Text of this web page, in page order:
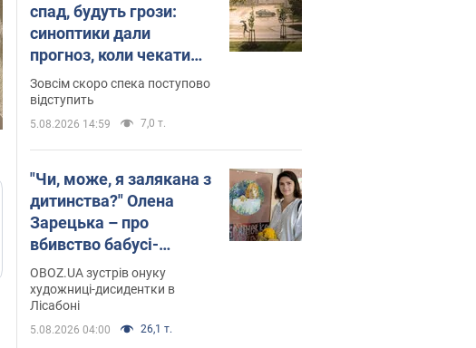
спад, будуть грози:
синоптики дали
прогноз, коли чекати
зміни погоди
Зовсім скоро спека поступово
відступить
5.08.2026 14:59 7,0 т.
"Чи, може, я залякана з
дитинства?" Олена
Зарецька – про
вбивство бабусі-
дисидентки Алли
Горської, критику
Дмитра Стуса та втечу
в Португалію з 5 дітьми
OBOZ.UA зустрів онуку
художниці-дисидентки в
Лісабоні
5.08.2026 04:00 26,1 т.